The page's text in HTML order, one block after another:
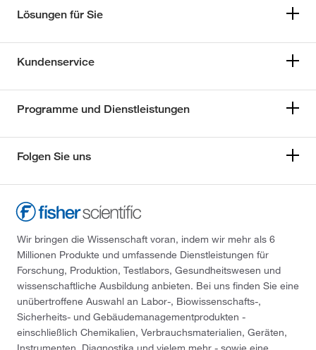
Lösungen für Sie
Kundenservice
Programme und Dienstleistungen
Folgen Sie uns
Wir bringen die Wissenschaft voran, indem wir mehr als 6
Millionen Produkte und umfassende Dienstleistungen für
Forschung, Produktion, Testlabors, Gesundheitswesen und
wissenschaftliche Ausbildung anbieten. Bei uns finden Sie eine
unübertroffene Auswahl an Labor-, Biowissenschafts-,
Sicherheits- und Gebäudemanagementprodukten -
einschließlich Chemikalien, Verbrauchsmaterialien, Geräten,